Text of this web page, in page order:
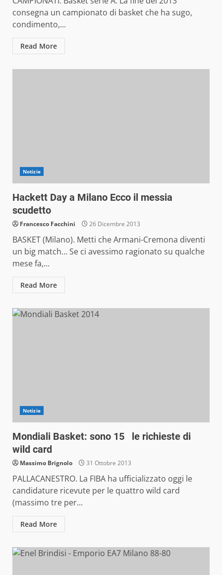
consegna un campionato di basket che ha sugo,
condimento,...
Read More
Notizie
Hackett Day a Milano Ecco il messia
scudetto
Francesco Facchini 26 Dicembre 2013
BASKET (Milano). Metti che Armani-Cremona diventi
un big match… Se ci avessimo ragionato su qualche
mese fa,...
Read More
Notizie
Mondiali Basket: sono 15 le richieste di
wild card
Massimo Brignolo 31 Ottobre 2013
PALLACANESTRO. La FIBA ha ufficializzato oggi le
candidature ricevute per le quattro wild card
(massimo tre per...
Read More